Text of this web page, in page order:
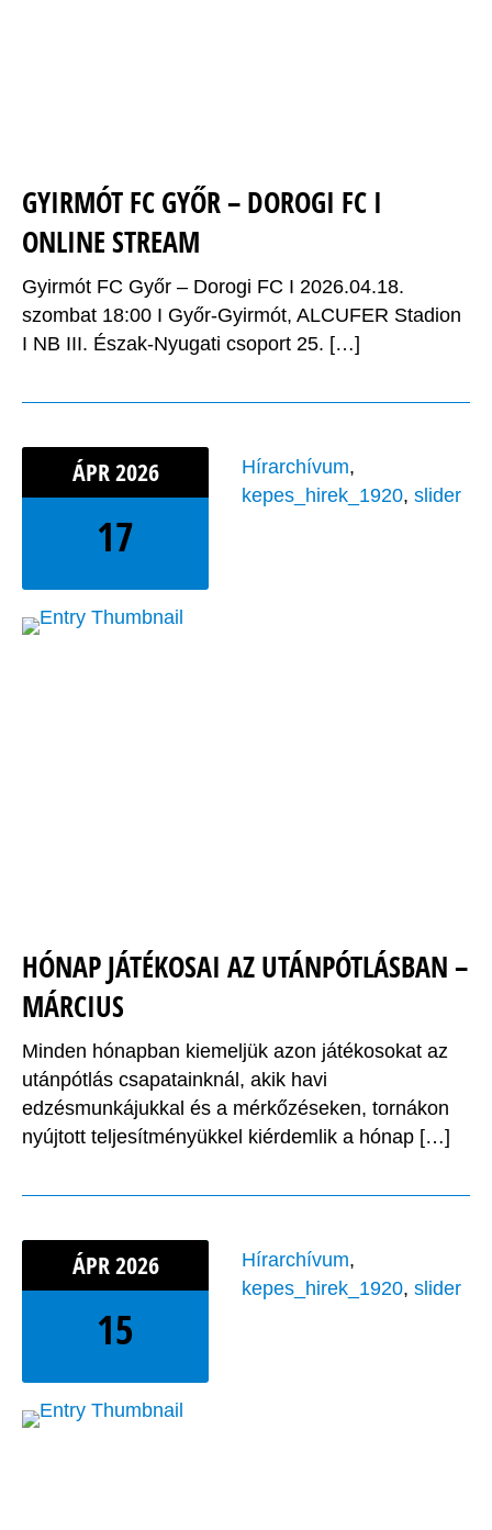
GYIRMÓT FC GYŐR – DOROGI FC I
ONLINE STREAM
Gyirmót FC Győr – Dorogi FC I 2026.04.18.
szombat 18:00 I Győr-Gyirmót, ALCUFER Stadion
I NB III. Észak-Nyugati csoport 25. […]
ÁPR2026
17
Hírarchívum,
kepes_hirek_1920, slider
HÓNAP JÁTÉKOSAI AZ UTÁNPÓTLÁSBAN –
MÁRCIUS
Minden hónapban kiemeljük azon játékosokat az
utánpótlás csapatainknál, akik havi
edzésmunkájukkal és a mérkőzéseken, tornákon
nyújtott teljesítményükkel kiérdemlik a hónap […]
ÁPR2026
15
Hírarchívum,
kepes_hirek_1920, slider